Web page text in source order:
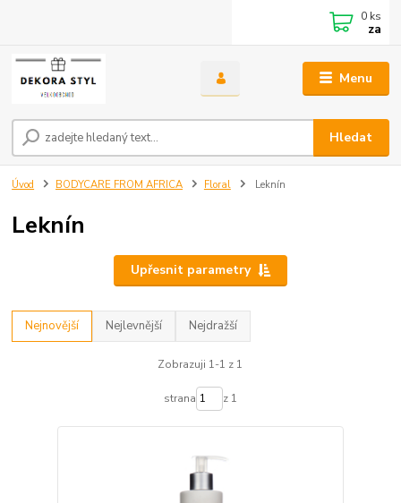
Menu
Hledat
0 ks
za
Úvod BODYCARE FROM AFRICA Floral Leknín
Leknín
Upřesnit parametry
Nejnovější Nejlevnější Nejdražší
Zobrazuji 1-1 z 1
strana z 1